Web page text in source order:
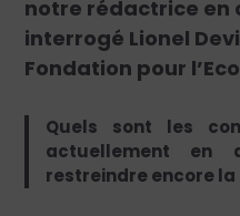
notre rédactrice en
interrogé Lionel
Fondation pour
Quels sont les
actuellement en
restreindre encore